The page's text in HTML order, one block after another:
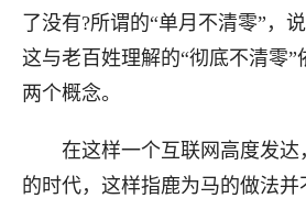
了没有?所谓的“单月不清零”，
这与老百姓理解的“彻底不清零”
两个概念。
在这样一个互联网高度发达
的时代，这样指鹿为马的做法